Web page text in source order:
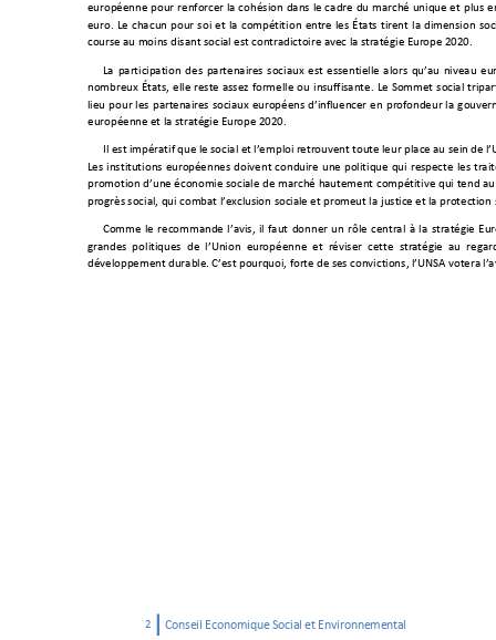
2 Conseil Economique Social et Environnemental
européenne pour renforcer la cohésion dans le cadre du marché unique et plus e
euro. Le chacun pour soi et la compétition entre les États tirent la dimension
course au moins disant social est contradictoire avec la stratégie Europe 2020.
La participation des partenaires sociaux est essentielle alors qu’au niveau e
nombreux États, elle reste assez formelle ou insuffisante. Le Sommet social trip
lieu pour les partenaires sociaux européens d’influencer en profondeur la
européenne et la stratégie Europe 2020.
Il est impératif que le social et l ’emploi retrouvent toute leur place au sein de l’
Les institutions européennes doivent conduire une politique qui respecte les
promotion d’une économie sociale de marché hautement compétitive qui tend
progrès social, qui combat l’exclusion sociale et promeut la justice et la protection
Comme le recommande l ’avis, il faut donner un rôle central à la stratégie
grandes politiques de l’Union européenne et réviser cette stratégie au reg
développement durable. C’est pourquoi, forte de ses convictions, l’UNSA votera l ’